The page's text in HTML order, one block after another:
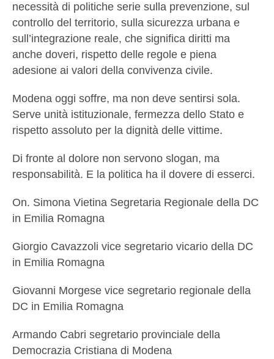
necessità di politiche serie sulla prevenzione, sul
controllo del territorio, sulla sicurezza urbana e
sull’integrazione reale, che significa diritti ma
anche doveri, rispetto delle regole e piena
adesione ai valori della convivenza civile.
Modena oggi soffre, ma non deve sentirsi sola.
Serve unità istituzionale, fermezza dello Stato e
rispetto assoluto per la dignità delle vittime.
Di fronte al dolore non servono slogan, ma
responsabilità. E la politica ha il dovere di esserci.
On. Simona Vietina Segretaria Regionale della DC
in Emilia Romagna
Giorgio Cavazzoli vice segretario vicario della DC
in Emilia Romagna
Giovanni Morgese vice segretario regionale della
DC in Emilia Romagna
Armando Cabri segretario provinciale della
Democrazia Cristiana di Modena